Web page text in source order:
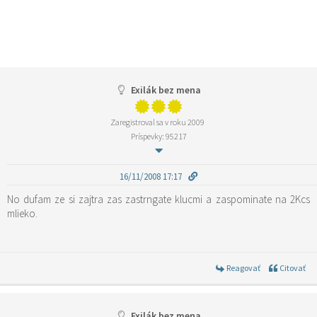
Exilák bez mena
Zaregistroval sa v roku 2009
Príspevky: 95217
16/11/2008 17:17
No dufam ze si zajtra zas zastrngate klucmi a zaspominate na 2Kcs
mlieko.
Reagovať Citovať